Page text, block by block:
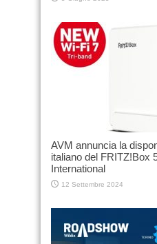
AVM annuncia la
italiano del FRITZ!Box
International
12 Settembre 2024